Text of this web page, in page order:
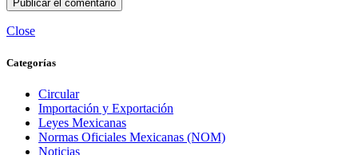
Close
Categorías
Circular
Importación y Exportación
Leyes Mexicanas
Normas Oficiales Mexicanas (NOM)
Noticias